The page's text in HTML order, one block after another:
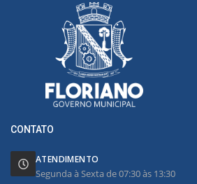
CONTATO
ATENDIMENTO
Segunda à Sexta de 07:30 às 13:30